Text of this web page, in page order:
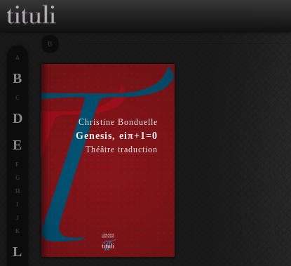
B
Christine Bonduelle
Genesis, eiπ+1=0
Théâtre traduction
A
B
C
D
E
F
G
J
K
L